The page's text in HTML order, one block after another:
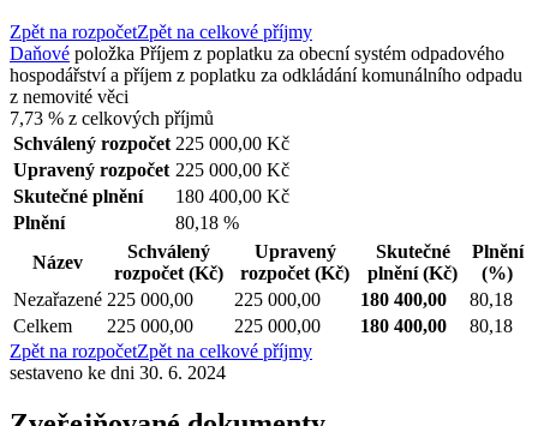
Zpět na rozpočetZpět na celkové příjmy
Daňové položka Příjem z poplatku za obecní systém odpadového
hospodářství a příjem z poplatku za odkládání komunálního odpadu
z nemovité věci
7,73 % z celkových příjmů
Schválený rozpočet 225 000,00 Kč
Upravený rozpočet 225 000,00 Kč
Skutečné plnění
180 400,00 Kč
Plnění
80,18 %
Název
Schválený
rozpočet (Kč)
Upravený
rozpočet (Kč)
Skutečné
plnění(Kč)
Plnění
(%)
Nezařazené 225 000,00 225 000,00 180 400,00
80,18
Celkem
225 000,00 225 000,00 180 400,00
80,18
Zpět na rozpočetZpět na celkové příjmy
sestaveno ke dni 30. 6. 2024